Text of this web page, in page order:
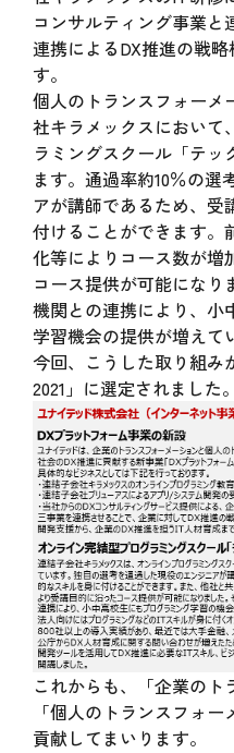
コンサルティング事業と
連携によるDX推進の戦
す。
個人のトランスフォーメ
社キラメックスにおいて
ラミングスクール「テ
ます。通過率約10％の選
アが講師であるため、受
付けることができます。
化等によりコース数が増
コース提供が可能にな
機関との連携により、小
学習機会の提供が増えて
今回、こうした取り組み
2021」に選定されました。
これからも、「企業のト
「個人のトランスフォ
貢献してまいります。